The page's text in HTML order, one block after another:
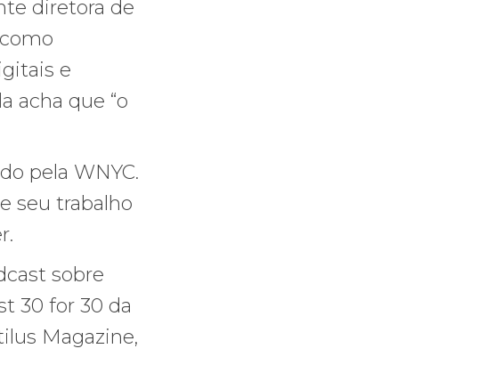
diretora de
e
acha que “o
pela WNYC.
e seu trabalho
sobre
30 for 30 da
Magazine,